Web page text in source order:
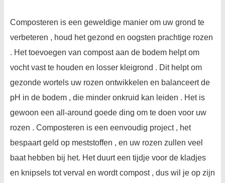
Composteren is een geweldige manier om uw grond te
verbeteren , houd het gezond en oogsten prachtige rozen
. Het toevoegen van compost aan de bodem helpt om
vocht vast te houden en losser kleigrond . Dit helpt om
gezonde wortels uw rozen ontwikkelen en balanceert de
pH in de bodem , die minder onkruid kan leiden . Het is
gewoon een all-around goede ding om te doen voor uw
rozen . Composteren is een eenvoudig project , het
bespaart geld op meststoffen , en uw rozen zullen veel
baat hebben bij het. Het duurt een tijdje voor de kladjes
en knipsels tot verval en wordt compost , dus wil je op zijn